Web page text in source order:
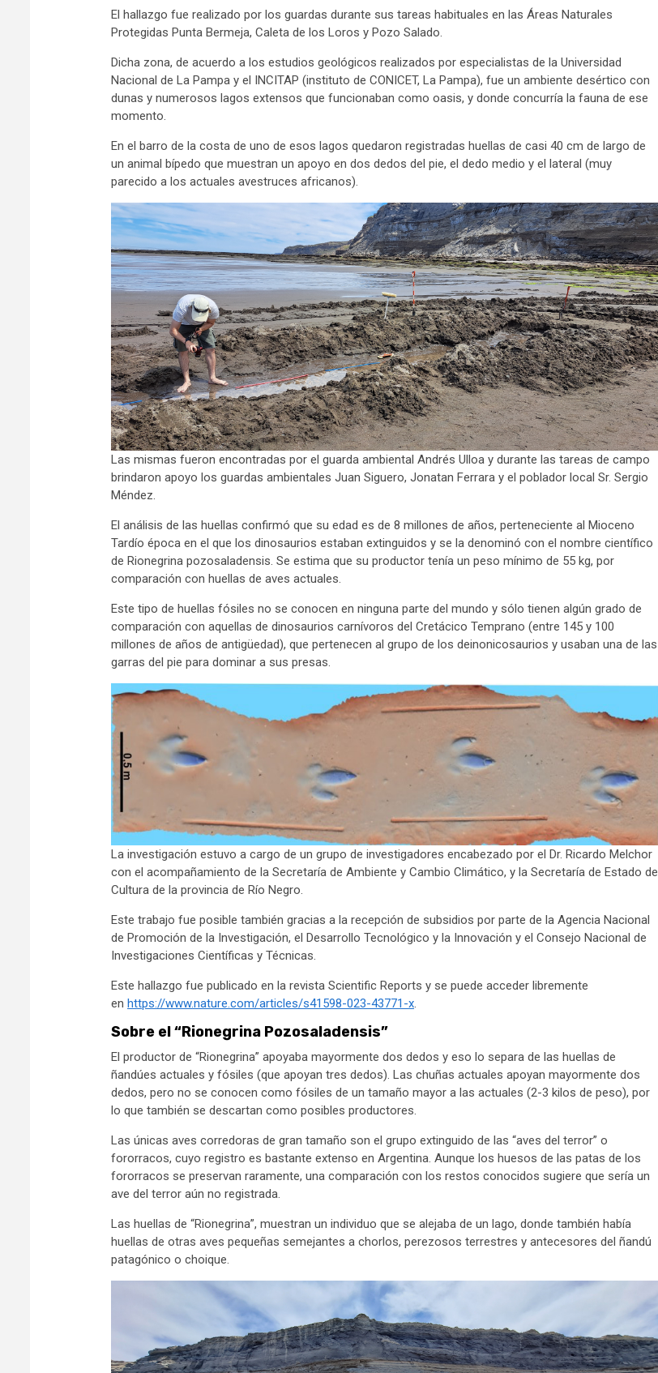
El hallazgo fue realizado por los guardas durante sus tareas habituales en las Áreas Naturales
Protegidas Punta Bermeja, Caleta de los Loros y Pozo Salado.
Dicha zona, de acuerdo a los estudios geológicos realizados por especialistas de la Universidad
Nacional de La Pampa y el INCITAP (instituto de CONICET, La Pampa), fue un ambiente desértico con
dunas y numerosos lagos extensos que funcionaban como oasis, y donde concurría la fauna de ese
momento.
En el barro de la costa de uno de esos lagos quedaron registradas huellas de casi 40 cm de largo de
un animal bípedo que muestran un apoyo en dos dedos del pie, el dedo medio y el lateral (muy
parecido a los actuales avestruces africanos).
Las mismas fueron encontradas por el guarda ambiental Andrés Ulloa y durante las tareas de campo
brindaron apoyo los guardas ambientales Juan Siguero, Jonatan Ferrara y el poblador local Sr. Sergio
Méndez.
El análisis de las huellas confirmó que su edad es de 8 millones de años, perteneciente al Mioceno
Tardío época en el que los dinosaurios estaban extinguidos y se la denominó con el nombre científico
de Rionegrina pozosaladensis. Se estima que su productor tenía un peso mínimo de 55 kg, por
comparación con huellas de aves actuales.
Este tipo de huellas fósiles no se conocen en ninguna parte del mundo y sólo tienen algún grado de
comparación con aquellas de dinosaurios carnívoros del Cretácico Temprano (entre 145 y 100
millones de años de antigüedad), que pertenecen al grupo de los deinonicosaurios y usaban una de las
garras del pie para dominar a sus presas.
La investigación estuvo a cargo de un grupo de investigadores encabezado por el Dr. Ricardo Melchor
con el acompañamiento de la Secretaría de Ambiente y Cambio Climático, y la Secretaría de Estado de
Cultura de la provincia de Río Negro.
Este trabajo fue posible también gracias a la recepción de subsidios por parte de la Agencia Nacional
de Promoción de la Investigación, el Desarrollo Tecnológico y la Innovación y el Consejo Nacional de
Investigaciones Científicas y Técnicas.
Este hallazgo fue publicado en la revista Scientific Reports y se puede acceder libremente
en https://www.nature.com/articles/s41598-023-43771-x.
Sobre el “Rionegrina Pozosaladensis”
El productor de “Rionegrina” apoyaba mayormente dos dedos y eso lo separa de las huellas de
ñandúes actuales y fósiles (que apoyan tres dedos). Las chuñas actuales apoyan mayormente dos
dedos, pero no se conocen como fósiles de un tamaño mayor a las actuales (2-3 kilos de peso), por
lo que también se descartan como posibles productores.
Las únicas aves corredoras de gran tamaño son el grupo extinguido de las “aves del terror” o
fororracos, cuyo registro es bastante extenso en Argentina. Aunque los huesos de las patas de los
fororracos se preservan raramente, una comparación con los restos conocidos sugiere que sería un
ave del terror aún no registrada.
Las huellas de “Rionegrina”, muestran un individuo que se alejaba de un lago, donde también había
huellas de otras aves pequeñas semejantes a chorlos, perezosos terrestres y antecesores del ñandú
patagónico o choique.